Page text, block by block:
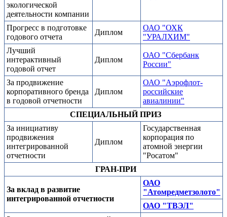
экологической
деятельности компании
Прогресс в подготовке
годового отчета
Диплом
ОАО "ОХК
"УРАЛХИМ"
Лучший
интерактивный
годовой отчет
Диплом
ОАО "Сбербанк
России"
За продвижение
корпоративного бренда
в годовой отчетности
Диплом
ОАО "Аэрофлот-
российские
авиалинии"
СПЕЦИАЛЬНЫЙ ПРИЗ
За инициативу
продвижения
интегрированной
отчетности
Диплом
Государственная
корпорация по
атомной энергии
"Росатом"
ГРАН-ПРИ
За вклад в развитие
интегрированной отчетности
ОАО
"Атомредметзолото"
ОАО "ТВЭЛ"